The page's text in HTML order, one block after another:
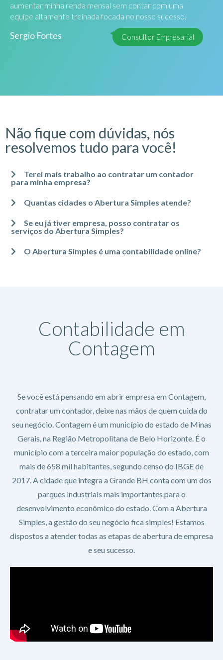
aumentar minha renda mensal sem contar com uma
equipe altamente treinada focada no nosso sucesso.
Sergio Fortes Consultor Empresarial
Não fique com dúvidas, nós
resolvemos tudo para você!
Terei mais trabalho ao contratar um contador
para minha empresa?
Quantas cidades o Abertura Simples atende?
Se eu já tiver empresa, posso contratar os
serviços do Abertura Simples?
O Abertura Simples é uma contabilidade online?
Contabilidade em
Contagem
Se você está pensando em abrir empresa em Contagem,
contratar um contador, deixe nas mãos de quem cuida do
seu negócio. Contagem é um município do estado de Minas
Gerais, na Região Metropolitana de Belo Horizonte. É o
município com a terceira maior população do estado, com
mais de 658 mil habitantes, segundo censo do IBGE de
2017. A cidade que integra a Grande BH conta com um dos
parques industriais mais importantes para o
desenvolvimento econômico do estado. Com a Abertura
Simples, a gestão do seu negócio fica simples! Estamos
dispostos a atender todas as etapas de abertura de empresa
e seu sucesso.